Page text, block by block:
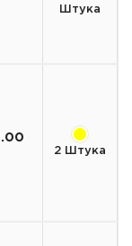
Штука
2 Штука